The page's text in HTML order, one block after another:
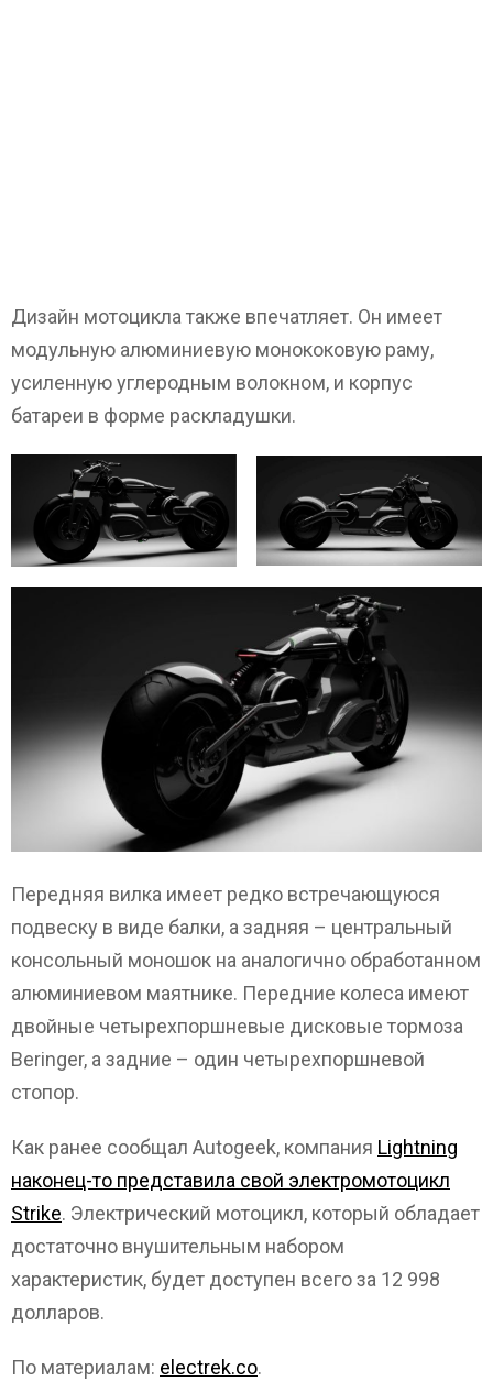
Дизайн мотоцикла также впечатляет. Он имеет
модульную алюминиевую монококовую раму,
усиленную углеродным волокном, и корпус
батареи в форме раскладушки.
Передняя вилка имеет редко встречающуюся
подвеску в виде балки, а задняя – центральный
консольный моношок на аналогично обработанном
алюминиевом маятнике. Передние колеса имеют
двойные четырехпоршневые дисковые тормоза
Beringer, а задние – один четырехпоршневой
стопор.
Как ранее сообщал Autogeek, компания Lightning
наконец-то представила свой электромотоцикл
Strike. Электрический мотоцикл, который обладает
достаточно внушительным набором
характеристик, будет доступен всего за 12 998
долларов.
По материалам: electrek.co.